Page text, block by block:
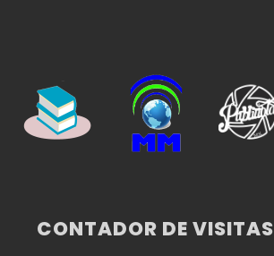
CONTADOR DE VISITAS